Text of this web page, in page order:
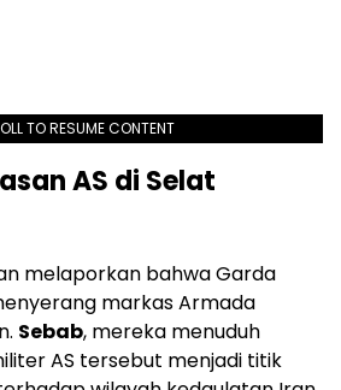
TO RESUME CONTENT
AS di Selat
melaporkan bahwa Garda
markas Armada
Sebab, mereka menuduh
AS tersebut menjadi titik